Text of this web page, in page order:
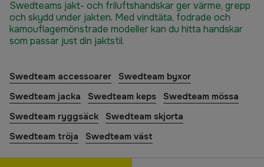
Swedteams jakt- och friluftshandskar ger värme, grepp
och skydd under jakten. Med vindtäta, fodrade och
kamouflagemönstrade modeller kan du hitta handskar
som passar just din jaktstil.
Swedteam accessoarer
Swedteam byxor
Swedteam jacka
Swedteam keps
Swedteam mössa
Swedteam ryggsäck
Swedteam skjorta
Swedteam tröja
Swedteam väst